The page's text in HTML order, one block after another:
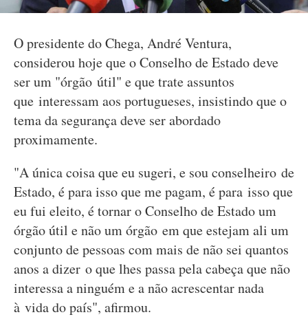
O presidente do Chega, André Ventura,
considerou hoje que o Conselho de Estado deve
ser um "órgão útil" e que trate assuntos
que interessam aos portugueses, insistindo que o
tema da segurança deve ser abordado
proximamente.
"A única coisa que eu sugeri, e sou conselheiro de
Estado, é para isso que me pagam, é para isso que
eu fui eleito, é tornar o Conselho de Estado um
órgão útil e não um órgão em que estejam ali um
conjunto de pessoas com mais de não sei quantos
anos a dizer o que lhes passa pela cabeça que não
interessa a ninguém e a não acrescentar nada
à vida do país", afirmou.